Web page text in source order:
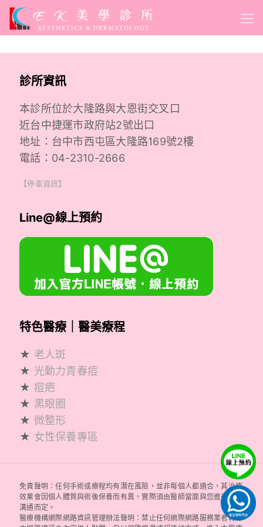
診所資訊
本診所位於大隆路與大恩街交叉口
近台中捷運市政府站2號出口
地址：台中市西屯區大隆路169號2樓
電話：04-2310-2666
【停車資訊】
Line@線上預約
特色醫療｜醫美療程
★ 老人斑
★ 光動力青春痘
★ 痘疤
★ 黑眼圈
★ 微整形
★ 女性保養專區
免責聲明：任何手術或療程均有潛在風險，並非每個人都適合，其治療
效果會因個人體質與術後保養而有異，實際須由醫師當面與您進行評估
溝通而定。
醫療機構網際網路資訊管理辦法聲明：禁止任何網際網路服務業者轉錄